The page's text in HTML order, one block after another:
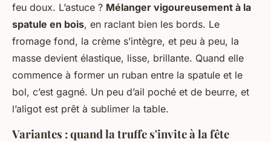
feu doux. L’astuce ? Mélanger vigoureusement à la
spatule en bois, en raclant bien les bords. Le
fromage fond, la crème s’intègre, et peu à peu, la
masse devient élastique, lisse, brillante. Quand elle
commence à former un ruban entre la spatule et le
bol, c’est gagné. Un peu d’ail poché et de beurre, et
l’aligot est prêt à sublimer la table.
Variantes : quand la truffe s'invite à la fête